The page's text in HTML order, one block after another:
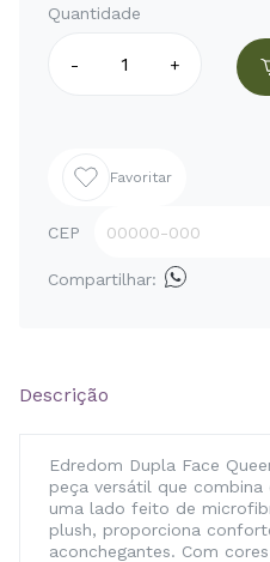
Quantidade
- +
Favoritar
CEP
Compartilhar:
Descrição
Edredom Dupla Face
peça versátil que
uma lado feito de
plush, proporciona
aconchegantes. Com